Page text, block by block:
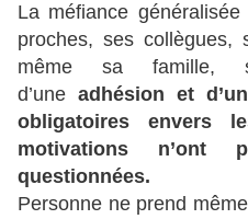
La méfiance
proches, ses
même sa famille,
d’une adhésion et
obligatoires envers
motivations
questionnées.
Personne ne prend